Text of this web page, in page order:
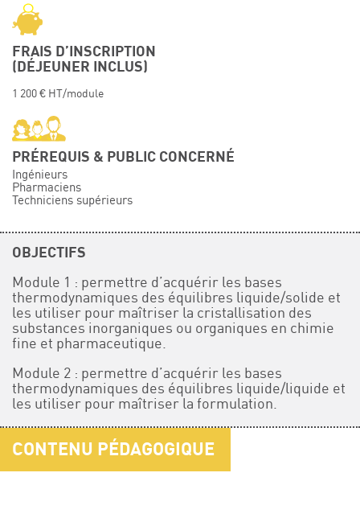
FRAIS D’INSCRIPTION
(DÉJEUNER INCLUS)
1 200 € HT/module
PRÉREQUIS & PUBLIC CONCERNÉ
Ingénieurs
Pharmaciens
Techniciens supérieurs
OBJECTIFS
Module 1 : permettre d’acquérir les bases
thermodynamiques des équilibres liquide/solide et
les utiliser pour maîtriser la cristallisation des
substances inorganiques ou organiques en chimie
fine et pharmaceutique.
Module 2 : permettre d’acquérir les bases
thermodynamiques des équilibres liquide/liquide et
les utiliser pour maîtriser la formulation.
CONTENU PÉDAGOGIQUE